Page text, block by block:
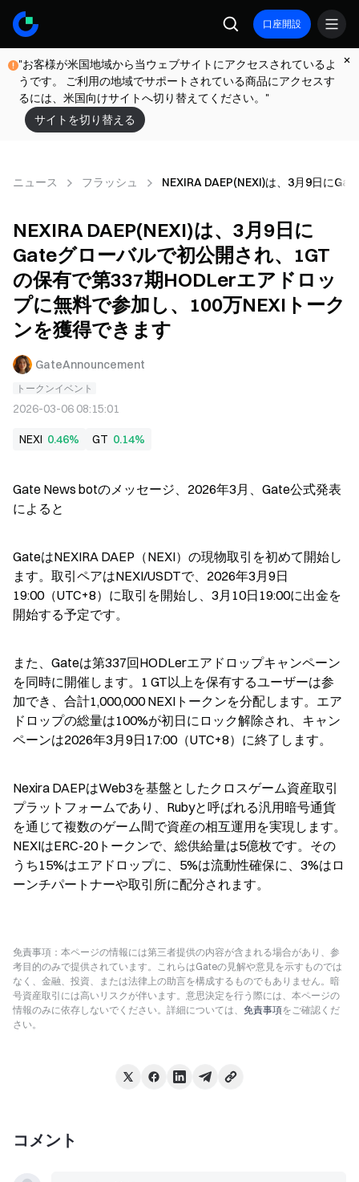
口座開設
"お客様が米国地域から当ウェブサイトにアクセスされているよ
うです。 ご利用の地域でサポートされている商品にアクセスす
るには、米国向けサイトへ切り替えてください。"
サイトを切り替える
ニュース フラッシュ NEXIRA DAEP(NEXI)は、3月9日に
NEXIRA DAEP(NEXI)は、3月9日に
Gateグローバルで初公開され、1GT
の保有で第337期HODLerエアドロッ
プに無料で参加し、100万NEXIトーク
ンを獲得できます
GateAnnouncement
トークンイベント
2026-03-06 08:15:01
NEXI 0.46% GT 0.14%
Gate News botのメッセージ、2026年3月、Gate公式発表
によると
GateはNEXIRA DAEP（NEXI）の現物取引を初めて開始し
ます。取引ペアはNEXI/USDTで、2026年3月9日
19:00（UTC+8）に取引を開始し、3月10日19:00に出金を
開始する予定です。
また、Gateは第337回HODLerエアドロップキャンペーン
を同時に開催します。1 GT以上を保有するユーザーは参
加でき、合計1,000,000 NEXIトークンを分配します。エア
ドロップの総量は100%が初日にロック解除され、キャン
ペーンは2026年3月9日17:00（UTC+8）に終了します。
Nexira DAEPはWeb3を基盤としたクロスゲーム資産取引
プラットフォームであり、Rubyと呼ばれる汎用暗号通貨
を通じて複数のゲーム間で資産の相互運用を実現します。
NEXIはERC-20トークンで、総供給量は5億枚です。その
うち15%はエアドロップに、5%は流動性確保に、3%はロ
ーンチパートナーや取引所に配分されます。
免責事項：本ページの情報には第三者提供の内容が含まれる場合があり、参
考目的のみで提供されています。これらはGateの見解や意見を示すものでは
なく、金融、投資、または法律上の助言を構成するものでもありません。暗
号資産取引には高いリスクが伴います。意思決定を行う際には、本ページの
情報のみに依存しないでください。詳細については、 免責事項をご確認くだ
さい。
コメント